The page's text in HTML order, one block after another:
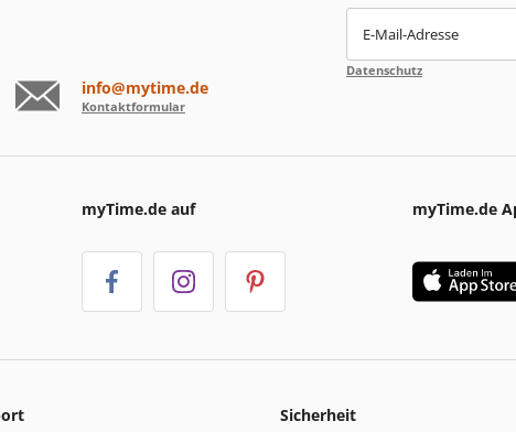
info@mytime.de
Kontaktformular
E-Mail-Adresse
Datenschutz
myTime.de auf myTime.de
Sicherheit